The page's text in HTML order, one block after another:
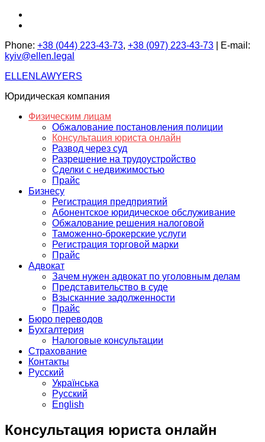
Перейти
Phone: +38 (044) 223-43-73, +38 (097) 223-43-73 | E-mail:
kyiv@ellen.legal
ELLENLAWYERS
Юридическая компания
Физическим лицам
Обжалование постановления полиции
Консультация юриста онлайн
Развод через суд
Разрешение на трудоустройство
Сделки с недвижимостью
Прайс
Бизнесу
Регистрация предприятий
Абонентское юридическое обслуживание
Обжалование решения налоговой
Таможенно-брокерские услуги
Регистрация торговой марки
Прайс
Адвокат
Зачем нужен адвокат по уголовным делам
Представительство в суде
Взысканние задолженности
Прайс
Бюро переводов
Бухгалтерия
Налоговые консультации
Страхование
Контакты
Русский
Українська
Русский
English
Консультация юриста онлайн